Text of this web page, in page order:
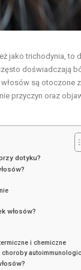
jako trichodynia,
doświadczają
są
przyczyn oraz
dotyku?
włosów?
i chemiczne